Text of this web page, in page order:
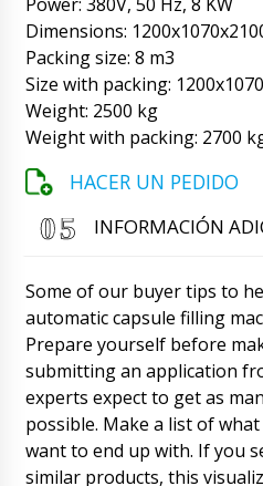
Dimensions:
Packing size: 8 m3
Size with packing:
Weight: 2500 kg
Weight with packing: 2700
HACER UN PEDIDO
INFORMACIÓN
Some of our buyer tips to
automatic capsule filling
Prepare yourself before
submitting an application
experts expect to get as
possible. Make a list of
want to end up with. If you
similar products, this
Carter
Estimado romano, buenas
transportadores de polvo al
cantidad de 4 piezas, ¿ya se
Tapachula?
Roman Tsibulsky
enviado un escaneo
embarque a su
Empaquetadora flow-pack
embalaje de 500 kg, entrega
favor confirme el tiempo de
Roman Tsibulsky